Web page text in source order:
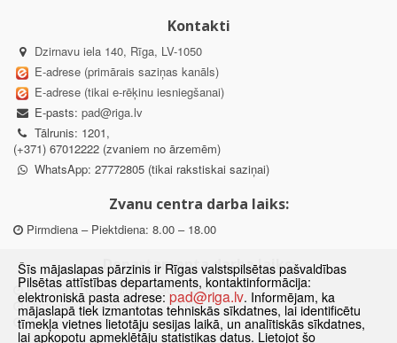
Kontakti
Dzirnavu iela 140, Rīga, LV-1050
E-adrese (primārais saziņas kanāls)
E-adrese (tikai e-rēķinu iesniegšanai)
E-pasts: pad@riga.lv
Tālrunis: 1201,
(+371) 67012222 (zvaniem no ārzemēm)
WhatsApp: 27772805 (tikai rakstiskai saziņai)
Zvanu centra darba laiks:
Pirmdiena – Piektdiena: 8.00 – 18.00
Departamenta darba laiks:
Pirmdiena, Ceturtdiena: 8.30 – 18.00
Otrdiena, Trešdiena: 8.30 – 17.00
Piektdiena: 8.30 – 15.00
Šīs mājaslapas pārzinis ir Rīgas valstspilsētas pašvaldības
Pilsētas attīstības departaments, kontaktinformācija:
elektroniskā pasta adrese: pad@riga.lv. Informējam, ka
mājaslapā tiek izmantotas tehniskās sīkdatnes, lai identificētu
tīmekļa vietnes lietotāju sesijas laikā, un analītiskās sīkdatnes,
lai apkopotu apmeklētāju statistikas datus. Lietojot šo